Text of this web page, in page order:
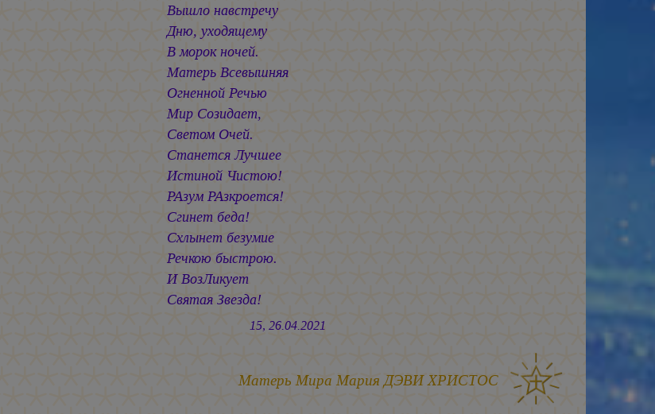
Вышло навстречу
Дню, уходящему
В морок ночей.
Матерь Всевышняя
Огненной Речью
Мир Созидает,
Светом Очей.
Станется Лучшее
Истиной Чистою!
РАзум РАзкроется!
Сгинет беда!
Схлынет безумие
Речкою быстрою.
И ВозЛикует
Святая Звезда!
15, 26.04.2021
Матерь Мира Мария ДЭВИ ХРИСТОС